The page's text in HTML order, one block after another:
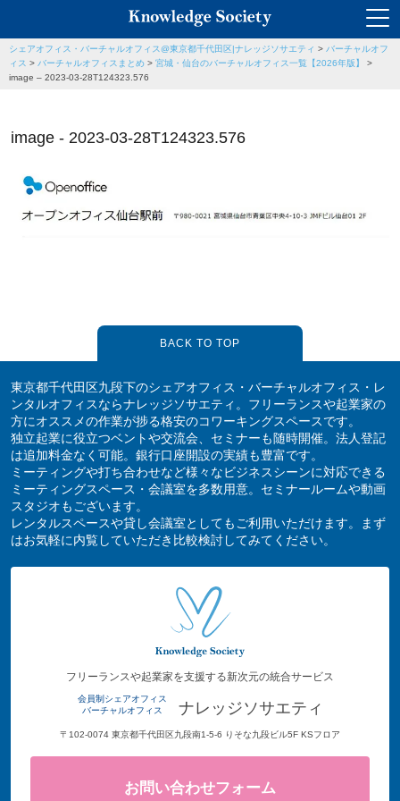
シェアオフィス・バーチャルオフィス@東京都千代田区|ナレッジソサエティ > バーチャルオフ
ィス > バーチャルオフィスまとめ > 宮城・仙台のバーチャルオフィス一覧【2026年版】
>
image – 2023-03-28T124323.576
image - 2023-03-28T124323.576
BACK TO TOP
東京都千代田区九段下のシェアオフィス・バーチャルオフィス・レ
ンタルオフィスならナレッジソサエティ。フリーランスや起業家の
方にオススメの作業が捗る格安のコワーキングスペースです。
独立起業に役立つベントや交流会、セミナーも随時開催。法人登記
は追加料金なく可能。銀行口座開設の実績も豊富です。
ミーティングや打ち合わせなど様々なビジネスシーンに対応できる
ミーティングスペース・会議室を多数用意。セミナールームや動画
スタジオもございます。
レンタルスペースや貸し会議室としてもご利用いただけます。まず
はお気軽に内覧していただき比較検討してみてください。
フリーランスや起業家を支援する新次元の統合サービス
会員制シェアオフィス
バーチャルオフィス
ナレッジソサエティ
〒102-0074 東京都千代田区九段南1-5-6 りそな九段ビル5F KSフロア
お問い合わせフォーム